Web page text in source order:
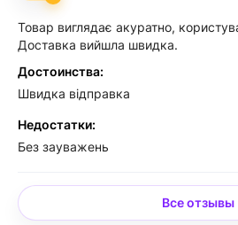
Товар виглядає акуратно,
Доставка вийшла швидка.
Достоинства:
Швидка відправка
Недостатки:
Без зауважень
Все отзывы